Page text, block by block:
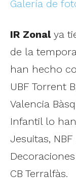
Galería de
IR Zonalya
de la
han hecho
UBF Torrent
Valencia
Infantil lo
Jesuitas,
CB Terralfàs.